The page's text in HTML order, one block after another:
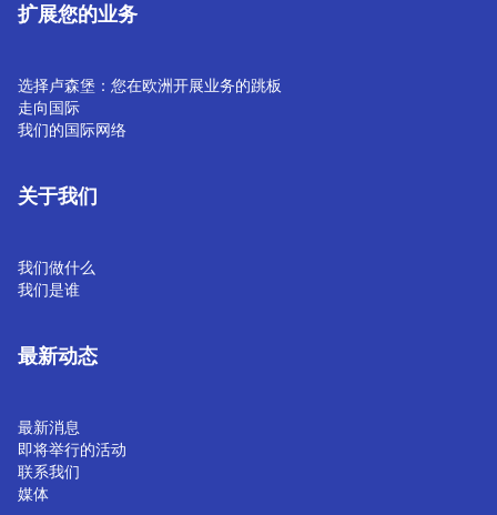
扩展您的业务
选择卢森堡：您在欧洲开展业务的跳板
走向国际
我们的国际网络
关于我们
我们做什么
我们是谁
最新动态
最新消息
即将举行的活动
联系我们
媒体